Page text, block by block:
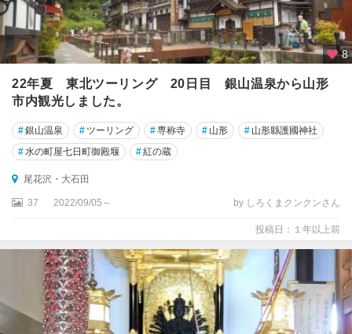
8
22年夏 東北ツーリング 20日目 銀山温泉から山形
市内観光しました。
#銀山温泉 # ツーリング #専称寺 # 山形 # 山形縣護國神社
#水の町屋七日町御殿堰 #紅の蔵
尾花沢・大石田
37 2022/09/05～ by しろくまクンクンさん
投稿日：１年以上前